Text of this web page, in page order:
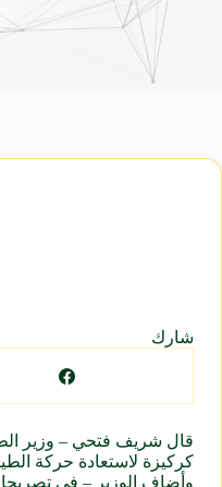
شارك
قال شريف فتحي – وزير
كركيزة لاستعادة حركة
وأضاف الوزير – في